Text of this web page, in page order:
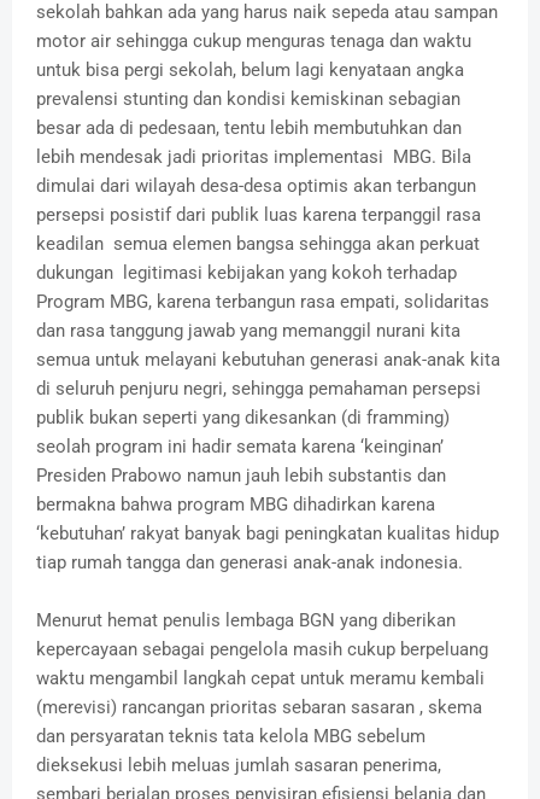
sekolah bahkan ada yang harus naik sepeda atau sampan
motor air sehingga cukup menguras tenaga dan waktu
untuk bisa pergi sekolah, belum lagi kenyataan angka
prevalensi stunting dan kondisi kemiskinan sebagian
besar ada di pedesaan, tentu lebih membutuhkan dan
lebih mendesak jadi prioritas implementasi MBG. Bila
dimulai dari wilayah desa-desa optimis akan terbangun
persepsi posistif dari publik luas karena terpanggil rasa
keadilan semua elemen bangsa sehingga akan perkuat
dukungan legitimasi kebijakan yang kokoh terhadap
Program MBG, karena terbangun rasa empati, solidaritas
dan rasa tanggung jawab yang memanggil nurani kita
semua untuk melayani kebutuhan generasi anak-anak kita
di seluruh penjuru negri, sehingga pemahaman persepsi
publik bukan seperti yang dikesankan (di framming)
seolah program ini hadir semata karena ‘keinginan’
Presiden Prabowo namun jauh lebih substantis dan
bermakna bahwa program MBG dihadirkan karena
‘kebutuhan’ rakyat banyak bagi peningkatan kualitas hidup
tiap rumah tangga dan generasi anak-anak indonesia.
Menurut hemat penulis lembaga BGN yang diberikan
kepercayaan sebagai pengelola masih cukup berpeluang
waktu mengambil langkah cepat untuk meramu kembali
(merevisi) rancangan prioritas sebaran sasaran , skema
dan persyaratan teknis tata kelola MBG sebelum
dieksekusi lebih meluas jumlah sasaran penerima,
sembari berjalan proses penyisiran efisiensi belanja dan